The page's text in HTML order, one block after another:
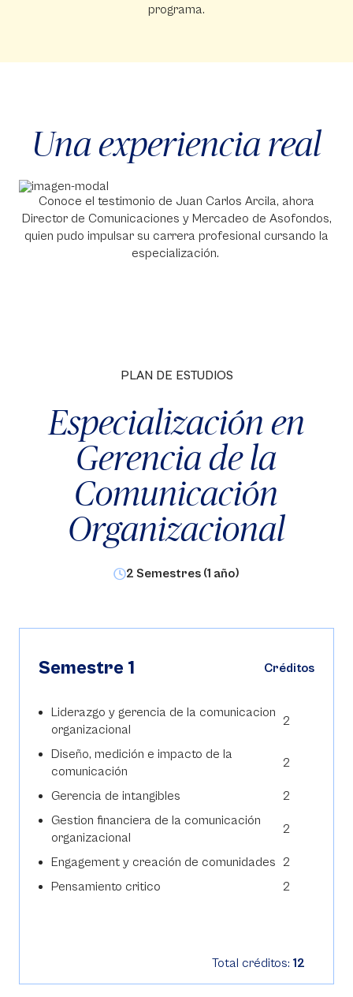
programa.
Una experiencia real
Conoce el testimonio de Juan Carlos Arcila, ahora
Director de Comunicaciones y Mercadeo de Asofondos,
quien pudo impulsar su carrera profesional cursando la
especialización.
PLAN DE ESTUDIOS
Especialización en
Gerencia de la
Comunicación
Organizacional
2 Semestres (1 año)
Semestre 1 Créditos
Liderazgo y gerencia de la comunicacion
organizacional
2
Diseño, medición e impacto de la
comunicación
2
Gerencia de intangibles
2
Gestion financiera de la comunicación
organizacional
2
Engagement y creación de comunidades
2
Pensamiento critico
2
Total créditos: 12